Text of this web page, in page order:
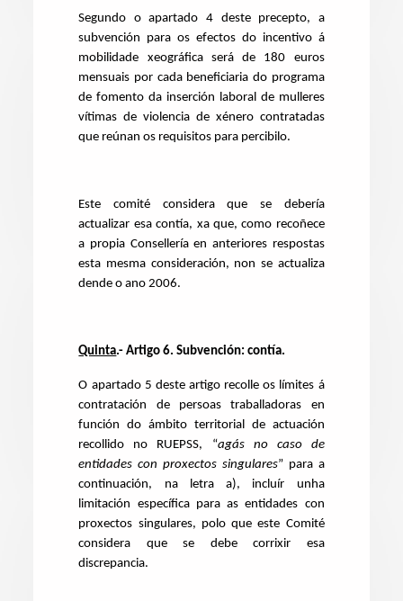
Segundo o apartado 4 deste precepto, a
subvención para os efectos do incentivo á
mobilidade xeográfica será de 180 euros
mensuais por cada beneficiaria do programa
de fomento da inserción laboral de mulleres
vítimas de violencia de xénero contratadas
que reúnan os requisitos para percibilo.
Este comité considera que se debería
actualizar esa contía, xa que, como recoñece
a propia Consellería en anteriores respostas
esta mesma consideración, non se actualiza
dende o ano 2006.
Quinta.- Artigo 6. Subvención: contía.
O apartado 5 deste artigo recolle os límites á
contratación de persoas traballadoras en
función do ámbito territorial de actuación
recollido no RUEPSS, “agás no caso de
entidades con proxectos singulares” para a
continuación, na letra a), incluír unha
limitación específica para as entidades con
proxectos singulares, polo que este Comité
considera que se debe corrixir esa
discrepancia.